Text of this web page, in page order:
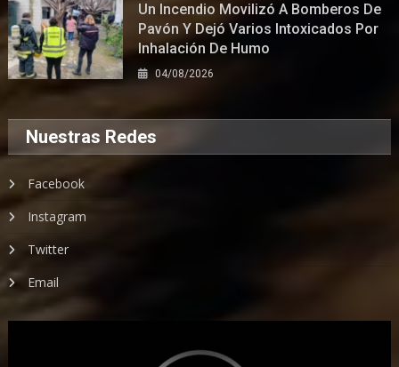
Un Incendio Movilizó A Bomberos De
Pavón Y Dejó Varios Intoxicados Por
Inhalación De Humo
04/08/2026
Nuestras Redes
Facebook
Instagram
Twitter
Email